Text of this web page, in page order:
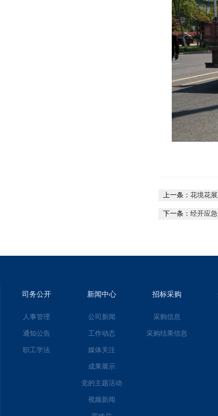
上一条： 花境花
下一条： 经开应
司务公开
人事管理
通知公告
职工学法
新闻中心
公司新闻
工作动态
媒体关注
成果展示
党的主题活动
视频新闻
招标采购
采购信息
采购结果信息